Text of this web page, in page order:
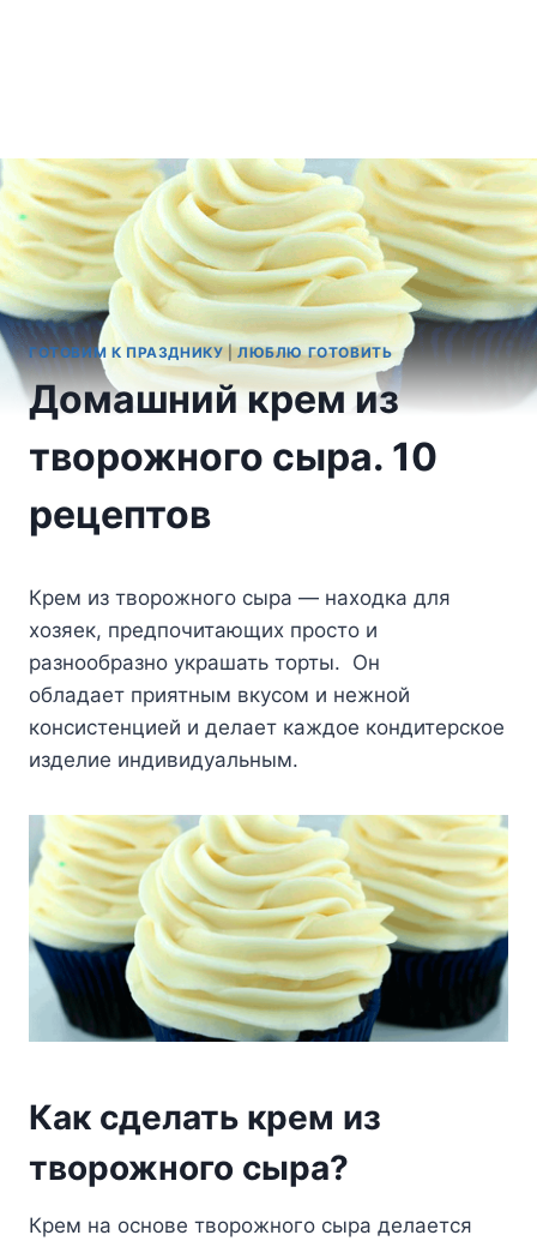
ГОТОВИМ К ПРАЗДНИКУ|ЛЮБЛЮ ГОТОВИТЬ
Домашний крем из
творожного сыра. 10
рецептов
Крем из творожного сыра — находка для
хозяек, предпочитающих просто и
разнообразно украшать торты. Он
обладает приятным вкусом и нежной
консистенцией и делает каждое кондитерское
изделие индивидуальным.
Как сделать крем из
творожного сыра?
Крем на основе творожного сыра делается